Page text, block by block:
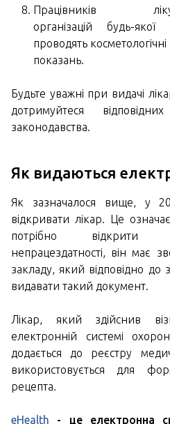
Працівників
організацій будь-
проводять
показань.
Будьте уважні при видачі
дотримуйтеся
законодавства.
Як видаються
Як зазначалося вище, у
відкривати лікар. Це
потрібно відкрити
непрацездатності, він має
закладу, який відповідно до
видавати такий документ.
Лікар, який здійснив
електронній системі
додається до реєстру
використовується для
рецепта.
eHealth - це електронна